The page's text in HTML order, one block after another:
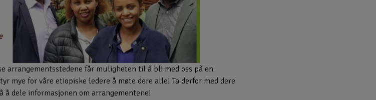
arrangementsstedene får muligheten til å bli med oss på en
mye for våre etiopiske ledere å møte dere alle! Ta derfor med dere
å dele informasjonen om arrangementene!